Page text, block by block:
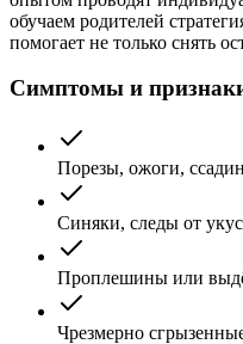
обучаем родителей
помогает не только снять
Симптомы и
Порезы, ожоги,
Синяки, следы от
Проплешины или
Чрезмерно